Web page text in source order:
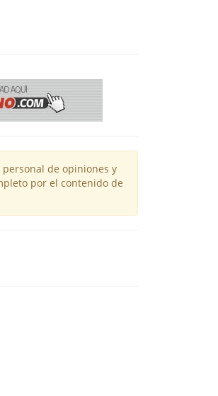
de opiniones y
por el contenido de